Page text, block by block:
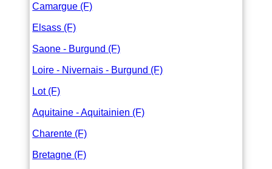
Camargue (F)
Elsass (F)
Saone - Burgund (F)
Loire - Nivernais - Burgund (F)
Lot (F)
Aquitaine - Aquitainien (F)
Charente (F)
Bretagne (F)